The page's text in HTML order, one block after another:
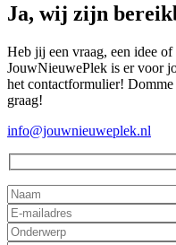
Ja, wij zijn
Heb jij een vraag, een idee
JouwNieuwePlek is er voor
het contactformulier!
graag!
info@jouwnieuweplek.nl